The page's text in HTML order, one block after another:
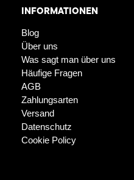
INFORMATIONEN
Blog
Über uns
Was sagt man über uns
Häufige Fragen
AGB
Zahlungsarten
Versand
Datenschutz
Cookie Policy